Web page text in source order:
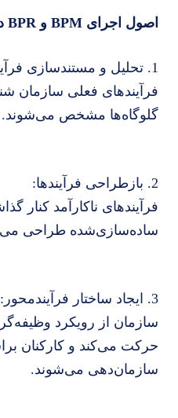
اصول اجرای BPM و BPR در سازمان:
1. تحلیل و مستندسازی فرآیندهای موجود:
فرآیندهای فعلی سازمان
گلوگاه‌ها مشخص می‌شوند.
2. بازطراحی فرآیندها:
فرآیندهای ناکارآمد کنار
ساده‌سازی‌شده طراحی
3. ایجاد ساختار فرآیندمحور:
سازمان از رویکرد
حرکت می‌کند و کارکنان
سازمان‌دهی می‌شوند.